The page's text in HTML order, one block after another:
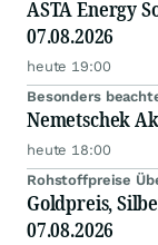
ASTA Energy
07.08.2026
heute 19:00
Besonders
Nemetschek
heute 18:00
Rohstoffpreise
Goldpreis,
07.08.2026